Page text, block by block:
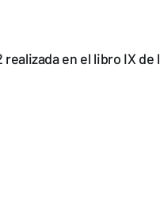
en el libro IX